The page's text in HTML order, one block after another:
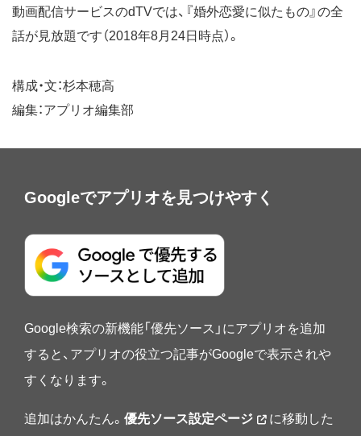
動画配信サービスのdTVでは、『婚外恋愛に似たもの』の全
話が見放題です（2018年8月24日時点）。
構成・文：杉本穂高
編集：アプリオ編集部
Googleでアプリオを見つけやすく
Google検索の新機能「優先ソース」にアプリオを追加
すると、アプリオの役立つ記事がGoogleで表示されや
すくなります。
追加はかんたん。 優先ソース設定ページ
に移動した